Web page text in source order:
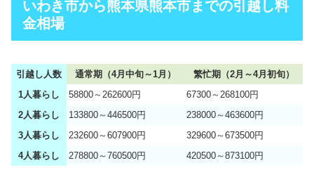
いわき市から熊本県熊本市までの引越し料
金相場
引越し人数 通常期（4月中旬～1月）
繁忙期（2月～4月初旬）
1人暮らし
58800～262600円
67300～268100円
2人暮らし
133800～446500円
238000～463600円
3人暮らし
232600～607900円
329600～673500円
4人暮らし
278800～760500円 420500～873100円